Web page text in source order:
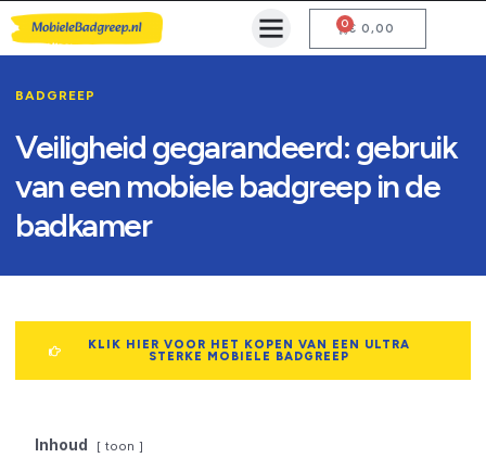
€ 0,00
0
BADGREEP
Veiligheid gegarandeerd: gebruik
van een mobiele badgreep in de
badkamer
KLIK HIER VOOR HET KOPEN VAN EEN ULTRA
STERKE MOBIELE BADGREEP
Inhoud toon